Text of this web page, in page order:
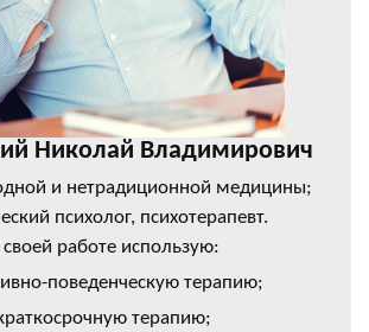
Николай Владимирович
и нетрадиционной медицины;
психолог, психотерапевт.
своей работе использую:
поведенческую терапию;
терапию;